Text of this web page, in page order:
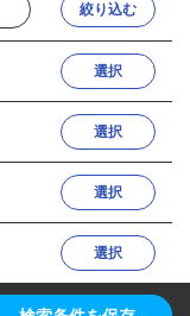
絞り込む
選択
選択
選択
選択